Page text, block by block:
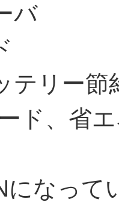
バ
テリー
ド、省
になっ